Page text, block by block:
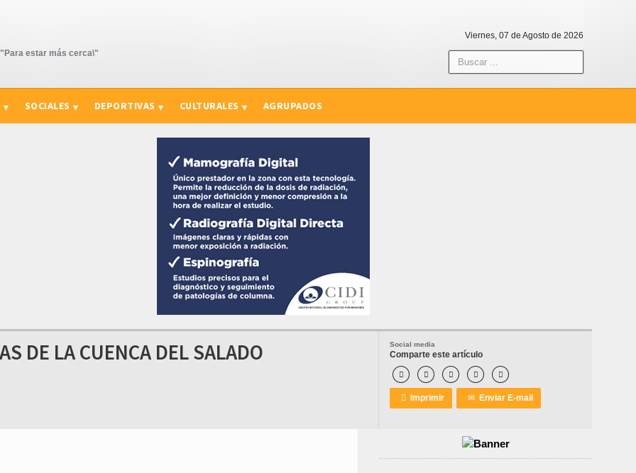
\"Para estar más cerca\"
Viernes, 07 de Agosto de 2026
SOCIALES DEPORTIVAS CULTURALES AGRUPADOS
Social media
Comparte este artículo
    
 Imprimir ✉ Enviar E-mail
DE LA CUENCA DEL SALADO